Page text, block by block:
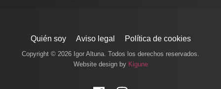
Quién soy Aviso legal Política de cookies
Copyright © 2026 Igor Altuna. Todos los derechos reservados.
Website design by Kigune